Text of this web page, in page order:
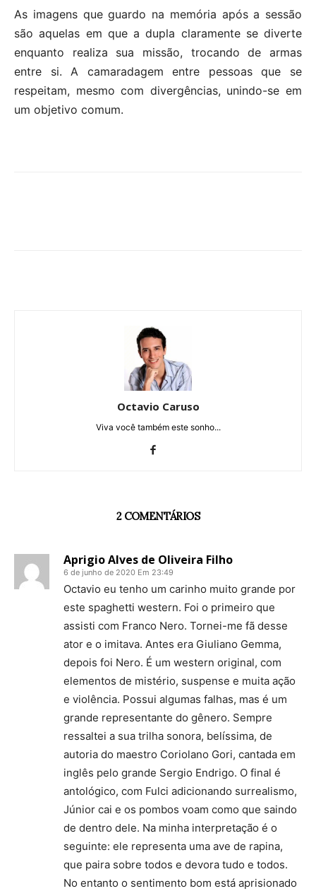
As imagens que guardo na memória após a sessão
são aquelas em que a dupla claramente se diverte
enquanto realiza sua missão, trocando de armas
entre si. A camaradagem entre pessoas que se
respeitam, mesmo com divergências, unindo-se em
um objetivo comum.
Octavio Caruso
Viva você também este sonho...
2 COMENTÁRIOS
Aprigio Alves de Oliveira Filho
6 de junho de 2020 Em 23:49
Octavio eu tenho um carinho muito grande por
este spaghetti western. Foi o primeiro que
assisti com Franco Nero. Tornei-me fã desse
ator e o imitava. Antes era Giuliano Gemma,
depois foi Nero. É um western original, com
elementos de mistério, suspense e muita ação
e violência. Possui algumas falhas, mas é um
grande representante do gênero. Sempre
ressaltei a sua trilha sonora, belíssima, de
autoria do maestro Coriolano Gori, cantada em
inglês pelo grande Sergio Endrigo. O final é
antológico, com Fulci adicionando surrealismo,
Júnior cai e os pombos voam como que saindo
de dentro dele. Na minha interpretação é o
seguinte: ele representa uma ave de rapina,
que paira sobre todos e devora tudo e todos.
No entanto o sentimento bom está aprisionado